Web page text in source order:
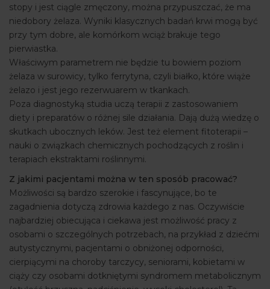
stopy i jest ciągle zmęczony, można przypuszczać, że ma
niedobory żelaza. Wyniki klasycznych badań krwi mogą być
przy tym dobre, ale komórkom wciąż brakuje tego
pierwiastka.
Właściwym parametrem nie będzie tu bowiem poziom
żelaza w surowicy, tylko ferrytyna, czyli białko, które wiąże
żelazo i jest jego rezerwuarem w tkankach.
Poza diagnostyką studia uczą terapii z zastosowaniem
diety i preparatów o różnej sile działania. Dają dużą wiedzę o
skutkach ubocznych leków. Jest też element fitoterapii –
nauki o związkach chemicznych pochodzących z roślin i
terapiach ekstraktami roślinnymi.
Z jakimi pacjentami można w ten sposób pracować?
Możliwości są bardzo szerokie i fascynujące, bo te
zagadnienia dotyczą zdrowia każdego z nas. Oczywiście
najbardziej obiecująca i ciekawa jest możliwość pracy z
osobami o szczególnych potrzebach, na przykład z dziećmi
autystycznymi, pacjentami o obniżonej odporności,
cierpiącymi na choroby tarczycy, seniorami, kobietami w
ciąży czy osobami dotkniętymi syndromem metabolicznym